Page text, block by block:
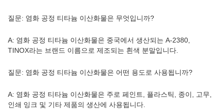
질문: 염화 공정 티타늄 이산화물은 무엇입니까?
A: 염화 공정 티타늄 이산화물은 중국에서 생산되는 A-2380,
TINOX라는 브랜드 이름으로 제조되는 흰색 분말입니다.
질문: 염화 공정 티타늄 이산화물은 어떤 용도로 사용됩니까?
A: 염화 공정 티타늄 이산화물은 주로 페인트, 플라스틱, 종이, 고무,
인쇄 잉크 및 기타 제품의 생산에 사용됩니다.